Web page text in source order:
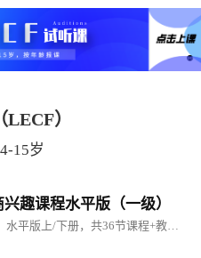
）
15岁
趣课程水平版（一级）
适合4-6岁，水平版上/下册，共36节课程+教材学具